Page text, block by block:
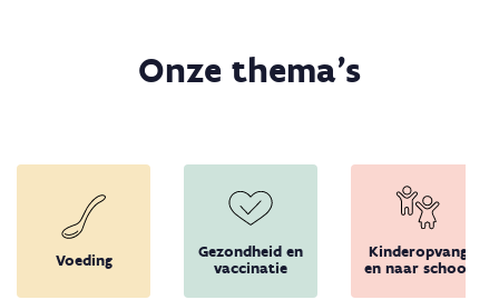
Onze thema's
Voeding
Gezondheid en
vaccinatie
Kinderopvang
en naar school